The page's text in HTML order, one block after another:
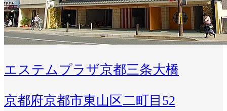
エステムプラザ京都三条大橋
京都府京都市東山区二町目52